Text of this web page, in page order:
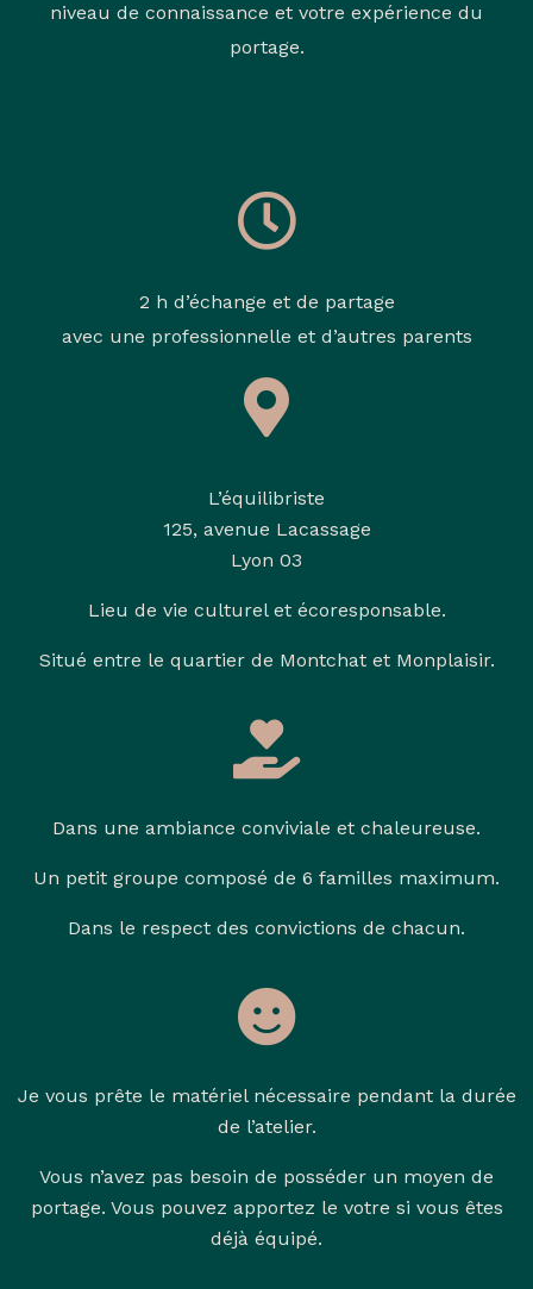
niveau de connaissance et votre expérience du
portage.
2 h d’échange et de partage
avec une professionnelle et d’autres parents
L’équilibriste
125, avenue Lacassage
Lyon 03
Lieu de vie culturel et écoresponsable.
Situé entre le quartier de Montchat et Monplaisir.
Dans une ambiance conviviale et chaleureuse.
Un petit groupe composé de 6 familles maximum.
Dans le respect des convictions de chacun.
Je vous prête le matériel nécessaire pendant la durée
de l’atelier.
Vous n’avez pas besoin de posséder un moyen de
portage. Vous pouvez apportez le votre si vous êtes
déjà équipé.